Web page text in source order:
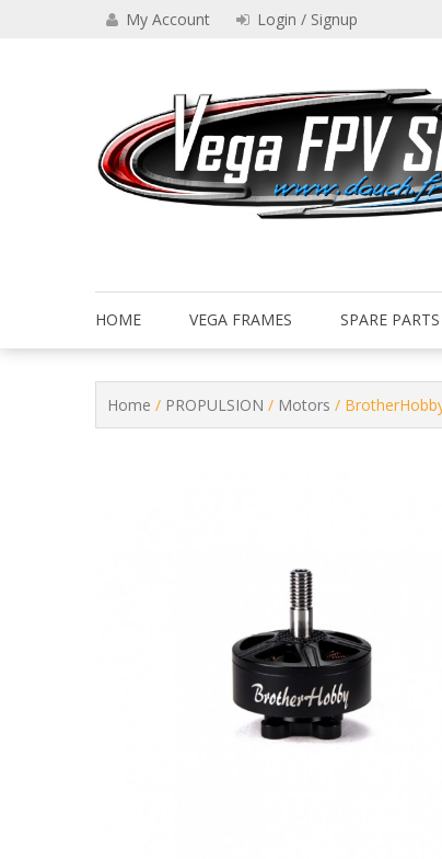
My Account Login / Signup
HOME VEGA FRAMES SPARE PARTS
Home / PROPULSION / Motors /